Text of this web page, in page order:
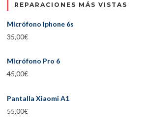
REPARACIONES MÁS VISTAS
Micrófono Iphone 6s
35,00€
Micrófono Pro 6
45,00€
Pantalla Xiaomi A1
55,00€